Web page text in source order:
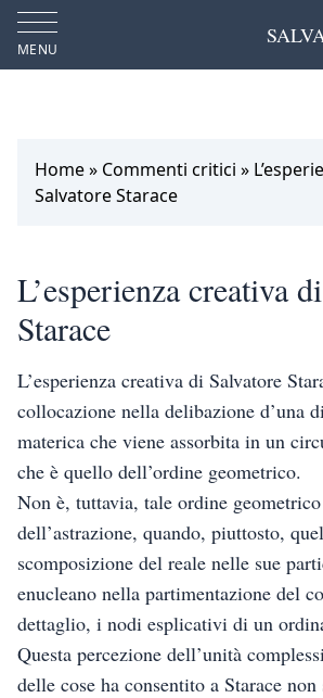
MENU
Home» Commenti critici »
Salvatore Starace
L’esperienza creativa
Starace
L’esperienza creativa di Salvatore
collocazione nella delibazione d’una
materica che viene assorbita in un
che è quello dell’ordine geometrico.
Non è, tuttavia, tale ordine
dell’astrazione, quando, piuttosto,
scomposizione del reale nelle sue
enucleano nella partimentazione del
dettaglio, i nodi esplicativi di un
Questa percezione dell’unità
delle cose ha consentito a Starace